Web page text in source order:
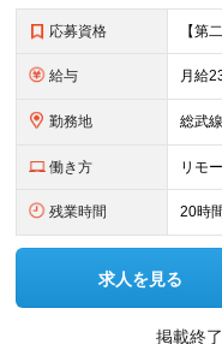
応募資格
給与
勤務地
働き方 リモ
残業時間 20時
求人を見る
掲載終